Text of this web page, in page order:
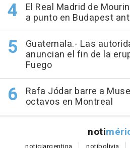
El Real Madrid de
a punto en Budapest
Guatemala.- Las
anuncian el fin de la
Fuego
Rafa Jódar barre a
octavos en Montreal
noti